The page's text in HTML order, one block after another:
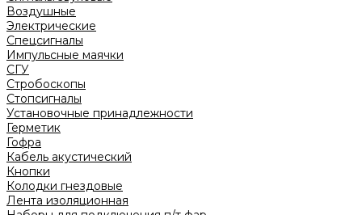
Воздушные
Электрические
Спецсигналы
Импульсные маячки
СГУ
Стробоскопы
Стопсигналы
Установочные принадлежности
Герметик
Гофра
Кабель акустический
Кнопки
Колодки гнездовые
Лента изоляционная